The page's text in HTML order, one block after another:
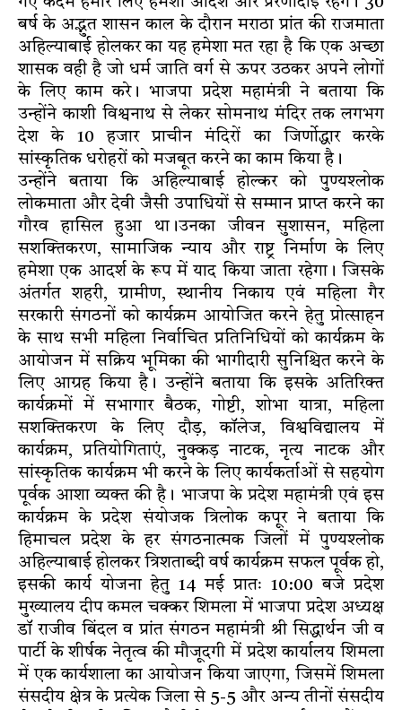
बर्ष के अद्भुत शासन काल के दौरान मराठा प्रांत की राजमाता
अहिल्याबाई होलकर का यह हमेशा मत रहा है कि एक अच्छा
शासक वही है जो धर्म जाति वर्ग से ऊपर उठकर अपने लोगों
के लिए काम करे। भाजपा प्रदेश महामंत्री ने बताया कि
उन्होंने काशी विश्वनाथ से लेकर सोमनाथ मंदिर तक लगभग
देश के 10 हजार प्राचीन मंदिरों का जिर्णोद्धार करके
सांस्कृतिक धरोहरों को मजबूत करने का काम किया है।
उन्होंने बताया कि अहिल्याबाई होल्कर को पुण्यश्लोक
लोकमाता और देवी जैसी उपाधियों से सम्मान प्राप्त करने का
गौरव हासिल हुआ था।उनका जीवन सुशासन, महिला
सशक्तिकरण, सामाजिक न्याय और राष्ट्र निर्माण के लिए
हमेशा एक आदर्श के रूप में याद किया जाता रहेगा। जिसके
अंतर्गत शहरी, ग्रामीण, स्थानीय निकाय एवं महिला गैर
सरकारी संगठनों को कार्यक्रम आयोजित करने हेतु प्रोत्साहन
के साथ सभी महिला निर्वाचित प्रतिनिधियों को कार्यक्रम के
आयोजन में सक्रिय भूमिका की भागीदारी सुनिश्चित करने के
लिए आग्रह किया है। उन्होंने बताया कि इसके अतिरिक्त
कार्यक्रमों में सभागार बैठक, गोष्टी, शोभा यात्रा, महिला
सशक्तिकरण के लिए दौड़, कॉलेज, विश्वविद्यालय में
कार्यक्रम, प्रतियोगिताएं, नुक्कड़ नाटक, नृत्य नाटक और
सांस्कृतिक कार्यक्रम भी करने के लिए कार्यकर्ताओं से सहयोग
पूर्वक आशा व्यक्त की है। भाजपा के प्रदेश महामंत्री एवं इस
कार्यक्रम के प्रदेश संयोजक त्रिलोक कपूर ने बताया कि
हिमाचल प्रदेश के हर संगठनात्मक जिलों में पुण्यश्लोक
अहिल्याबाई होलकर त्रिशताब्दी वर्ष कार्यक्रम सफल पूर्वक हो,
इसकी कार्य योजना हेतु 14 मई प्रातः 10:00 बजे प्रदेश
मुख्यालय दीप कमल चक्कर शिमला में भाजपा प्रदेश अध्यक्ष
डॉ राजीव बिंदल व प्रांत संगठन महामंत्री श्री सिद्धार्थन जी व
पार्टी के शीर्षक नेतृत्व की मौजूदगी में प्रदेश कार्यालय शिमला
में एक कार्यशाला का आयोजन किया जाएगा, जिसमें शिमला
संसदीय क्षेत्र के प्रत्येक जिला से 5-5 और अन्य तीनों संसदीय